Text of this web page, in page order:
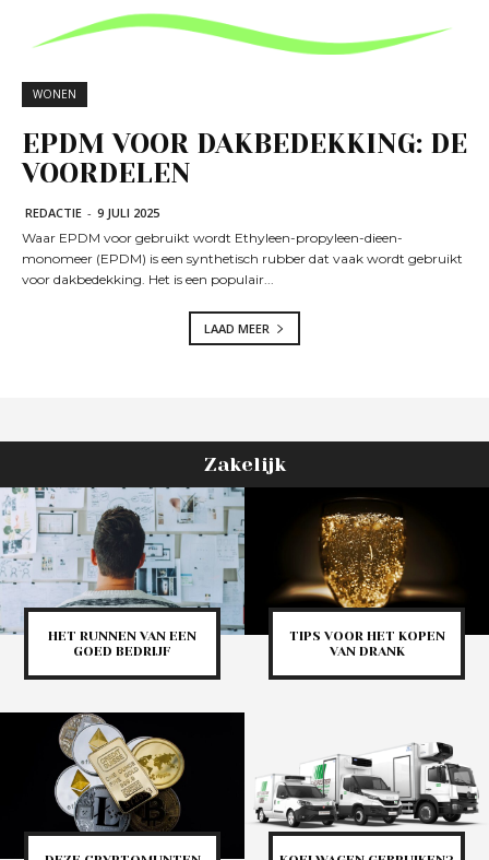
WONEN
EPDM VOOR DAKBEDEKKING: DE
VOORDELEN
REDACTIE - 9 JULI 2025
Waar EPDM voor gebruikt wordt Ethyleen-propyleen-dieen-
monomeer (EPDM) is een synthetisch rubber dat vaak wordt gebruikt
voor dakbedekking. Het is een populair...
LAAD MEER
Zakelijk
HET RUNNEN VAN EEN
GOED BEDRIJF
TIPS VOOR HET KOPEN
VAN DRANK